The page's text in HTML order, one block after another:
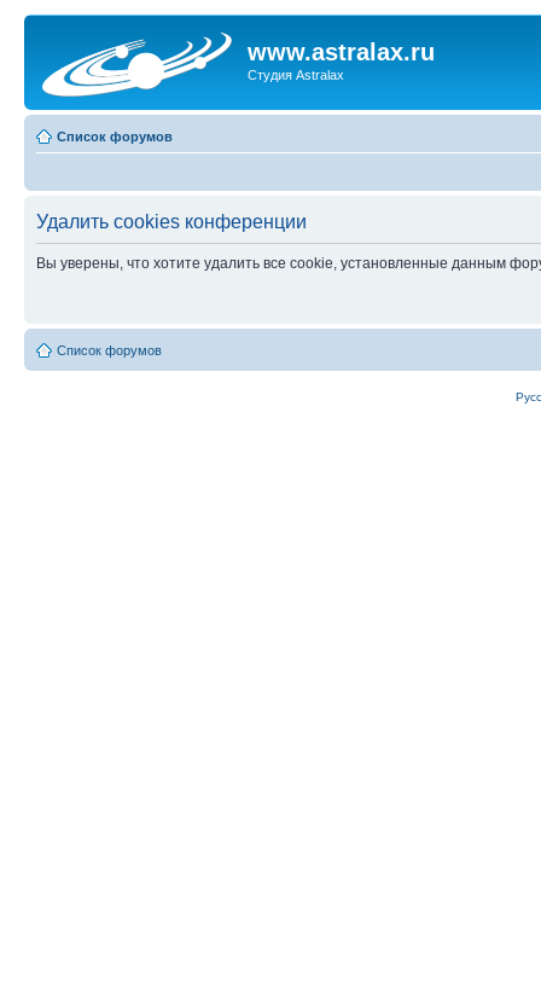
www.astralax.ru
Студия Astralax
Список форумов
Удалить cookies конференции
Вы уверены, что хотите удалить все cookie, установленные данным
Список форумов